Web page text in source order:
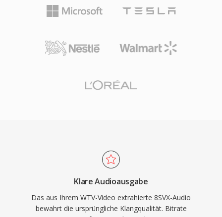
Klare Audioausgabe
Das aus Ihrem WTV-Video extrahierte 8SVX-Audio
bewahrt die ursprüngliche Klangqualität. Bitrate